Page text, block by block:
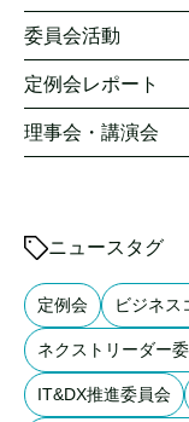
委員会活動
定例会レポート
理事会・講演会
ニュースタグ
定例会 ビジネス
ネクストリーダー
IT&DX推進委員会